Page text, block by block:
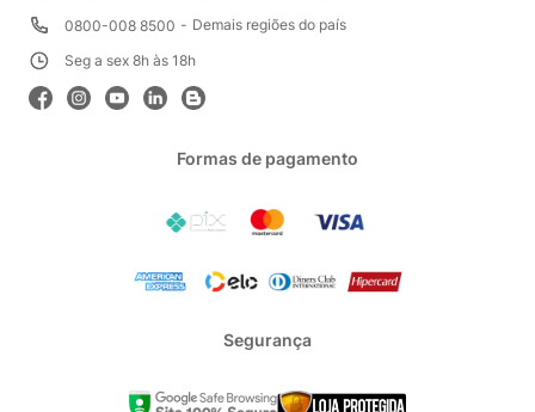
0800-008 8500
Demais regiões do país
Seg a sex 8h às 18h
Formas de pagamento
Segurança